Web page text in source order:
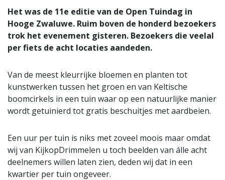
Het was de 11e editie van de Open Tuindag in
Hooge Zwaluwe. Ruim boven de honderd bezoekers
trok het evenement gisteren. Bezoekers die veelal
per fiets de acht locaties aandeden.
Van de meest kleurrijke bloemen en planten tot
kunstwerken tussen het groen en van Keltische
boomcirkels in een tuin waar op een natuurlijke manier
wordt getuinierd tot gratis beschuitjes met aardbeien.
Een uur per tuin is niks met zoveel moois maar omdat
wij van KijkopDrimmelen u toch beelden van álle acht
deelnemers willen laten zien, deden wij dat in een
kwartier per tuin ongeveer.